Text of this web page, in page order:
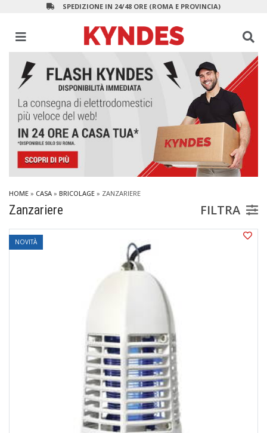
SPEDIZIONE IN 24/48 ORE (ROMA E PROVINCIA)
HOME » CASA » BRICOLAGE » ZANZARIERE
Zanzariere FILTRA
NOVITÀ